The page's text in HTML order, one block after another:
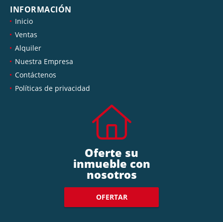
INFORMACIÓN
Inicio
Ventas
Alquiler
Nuestra Empresa
Contáctenos
Políticas de privacidad
Oferte su
inmueble con
nosotros
OFERTAR